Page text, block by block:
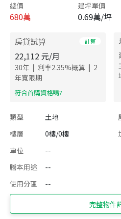
總價
680萬
建坪單價
0.69萬/坪
房貸試算 計算
22,112 元/月
30年 | 利率2.35%概算 | 2
年寬限期
​符合首購資格嗎?
類型 土地
樓層
0樓/0樓
車位
--
謄本用途
--
使用分區
--
完整物件